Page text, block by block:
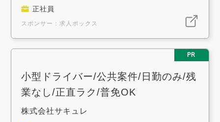
正社員
スポンサー：求人ボックス
PR
小型ドライバー/公共案件/日勤のみ/残
業なし/正直ラク/普免OK
株式会社サキュレ